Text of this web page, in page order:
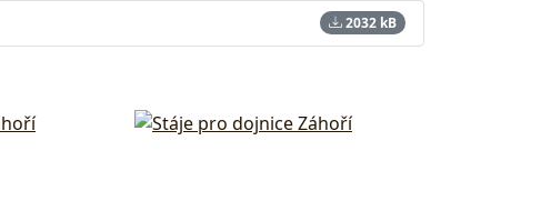
2032 kB